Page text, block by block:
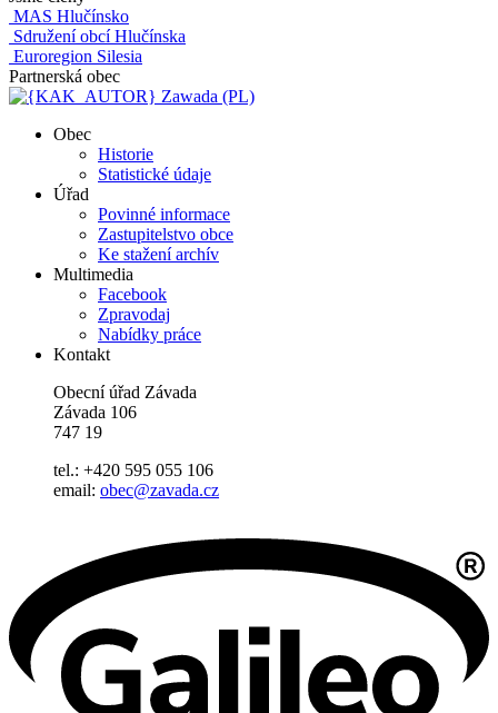
MAS Hlučínsko
Sdružení obcí Hlučínska
Euroregion Silesia
Partnerská obec
Zawada (PL)
Obec
Historie
Statistické údaje
Úřad
Povinné informace
Zastupitelstvo obce
Ke stažení archív
Multimedia
Facebook
Zpravodaj
Nabídky práce
Kontakt
Obecní úřad Závada
Závada 106
747 19
tel.: +420 595 055 106
email: obec@zavada.cz